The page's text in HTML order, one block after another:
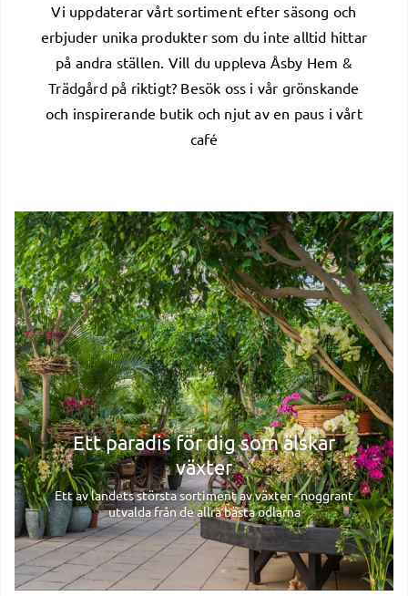
Vi uppdaterar vårt sortiment efter säsong och
erbjuder unika produkter som du inte alltid hittar
på andra ställen. Vill du uppleva Åsby Hem &
Trädgård på riktigt? Besök oss i vår grönskande
och inspirerande butik och njut av en paus i vårt
café
Ett paradis för dig som älskar
växter
Ett av landets största sortiment av växter - noggrant
utvalda från de allra bästa odlarna